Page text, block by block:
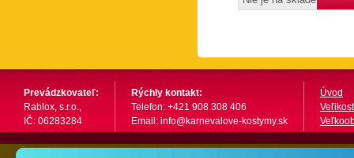
Prevádzkovateľ:
Rablox, s.r.o.,
IČ: 06283284
Rýchly kontakt:
Telefon: +421 908 308 406
Email: info@karnevalove-kostymy.sk
Úvod